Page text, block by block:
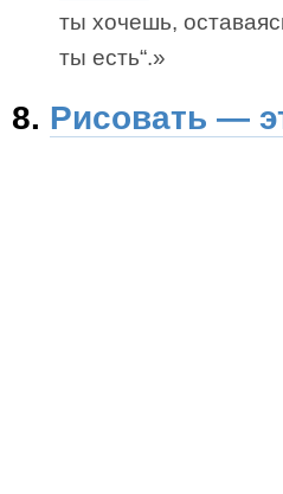
ты хочешь,
ты есть“.»
8. Рисовать —